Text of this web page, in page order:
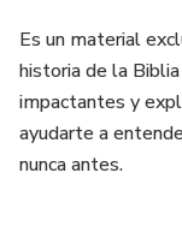
Es un material
historia de la
impactantes y
ayudarte a
nunca antes.